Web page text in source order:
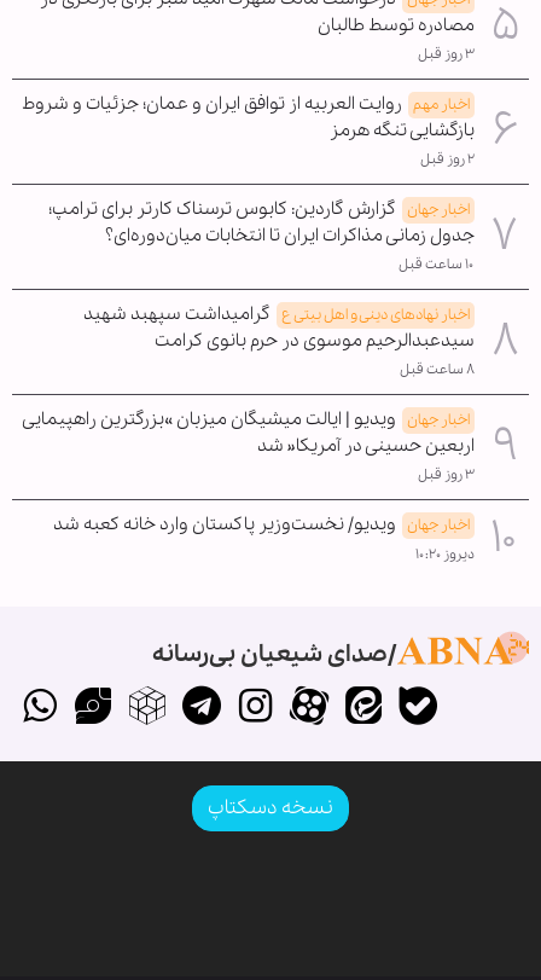
مصادره توسط طالبان
۳ روز قبل
اخبار مهم روایت العربیه از توافق ایران و عمان؛ جزئیات و شروط
بازگشایی تنگه هرمز
۲ روز قبل
اخبار جهان گزارش گاردین: کابوس ترسناک کارتر برای ترامپ؛
جدول زمانی مذاکرات ایران تا انتخابات میان‌دوره‌ای؟
۱۰ ساعت قبل
اخبار نهادهای دینی و اهل بیتی ع گرامیداشت سپهبد شهید
سیدعبدالرحیم موسوی در حرم بانوی کرامت
۸ ساعت قبل
اخبار جهان ویدیو | ایالت میشیگان میزبان »بزرگترین راهپیمایی
اربعین حسینی در آمریکا« شد
۳ روز قبل
اخبار جهان ویدیو/ نخست‌وزیر پاکستان وارد خانه کعبه شد
دیروز ۱۰:۲۰
صدای شیعیان بی‌رسانه
نسخه دسکتاپ